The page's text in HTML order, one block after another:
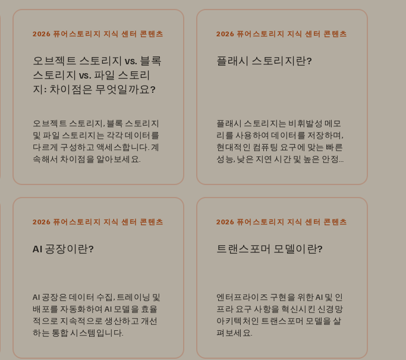
2026 퓨어스토리지 지식 센터 콘텐츠
오브젝트 스토리지 vs. 블록
스토리지 vs. 파일 스토리
지: 차이점은 무엇일까요?
오브젝트 스토리지, 블록 스토리지
및 파일 스토리지는 각각 데이터를
다르게 구성하고 액세스합니다. 계
속해서 차이점을 알아보세요.
2026 퓨어스토리지 지식 센터 콘텐츠
플래시 스토리지란?
플래시 스토리지는 비휘발성 메모
리를 사용하여 데이터를 저장하며,
현대적인 컴퓨팅 요구에 맞는 빠른
성능, 낮은 지연 시간 및 높은 안정성
2026 퓨어스토리지 지식 센터 콘텐츠
AI 공장이란?
AI 공장은 데이터 수집, 트레이닝 및
배포를 자동화하여 AI 모델을 효율
적으로 지속적으로 생산하고 개선
하는 통합 시스템입니다.
2026 퓨어스토리지 지식 센터 콘텐츠
트랜스포머 모델이란?
엔터프라이즈 구현을 위한 AI 및 인
프라 요구 사항을 혁신시킨 신경망
아키텍처인 트랜스포머 모델을 살
펴보세요.